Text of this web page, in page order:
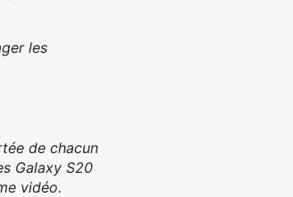
les
de chacun
Galaxy S20
vidéo.